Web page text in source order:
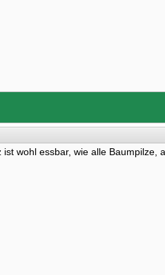
wohl essbar, wie alle Baumpilze,